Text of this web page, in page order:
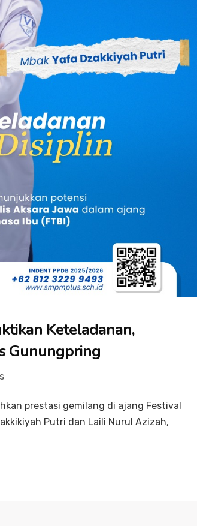
Keteladanan,
Gunungpring
prestasi gemilang di ajang Festival
Putri dan Laili Nurul Azizah,